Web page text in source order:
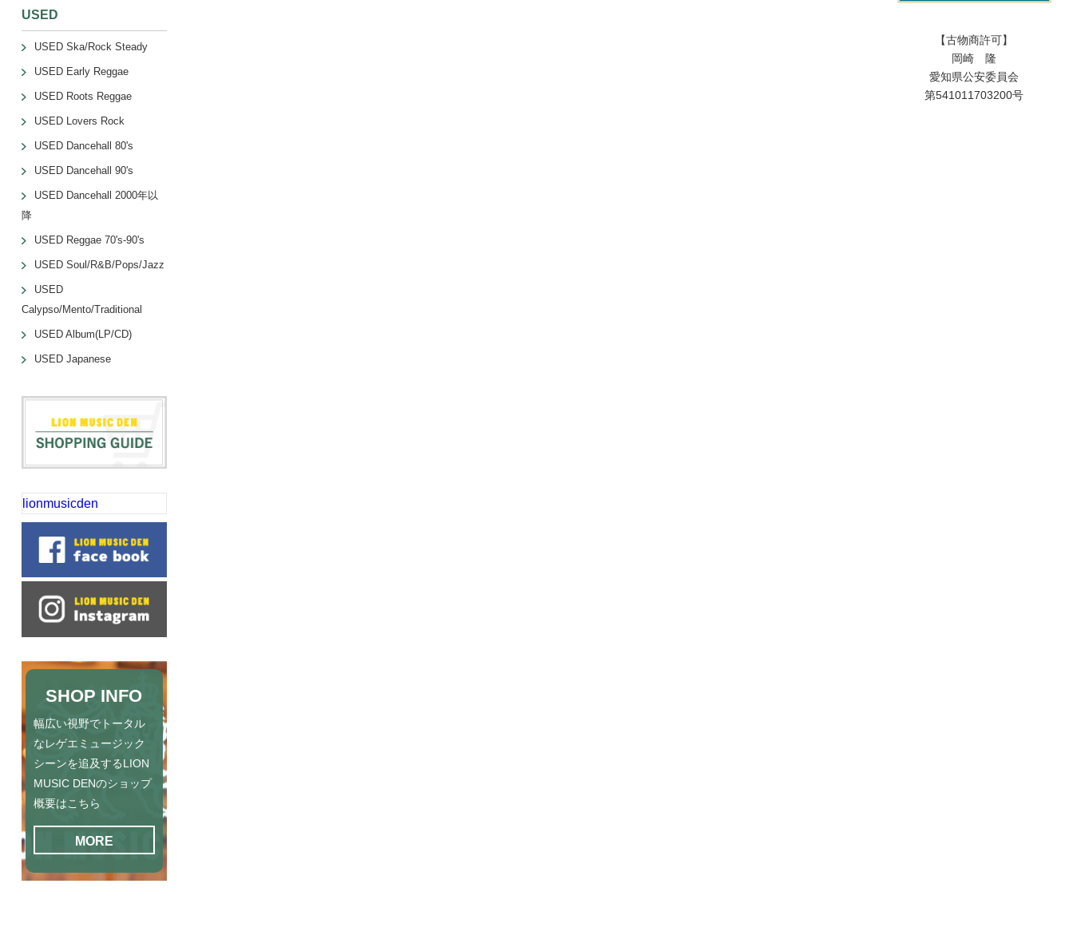
USED
USED Ska/Rock Steady
USED Early Reggae
USED Roots Reggae
USED Lovers Rock
USED Dancehall 80's
USED Dancehall 90's
USED Dancehall 2000年以
降
USED Reggae 70's-90's
USED Soul/R&B/Pops/Jazz
USED
Calypso/Mento/Traditional
USED Album(LP/CD)
USED Japanese
lionmusicden
SHOP INFO
幅広い視野でトータル
なレゲエミュージック
シーンを追及するLION
MUSIC DENのショップ
概要はこちら
MORE
【古物商許可】
岡崎 隆
愛知県公安委員会
第541011703200号